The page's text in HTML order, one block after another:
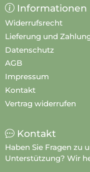
Informationen
Widerrufsrecht
Lieferung und
Datenschutz
AGB
Impressum
Kontakt
Vertrag widerrufen
Kontakt
Haben Sie Fragen zu
Unterstützung? Wir